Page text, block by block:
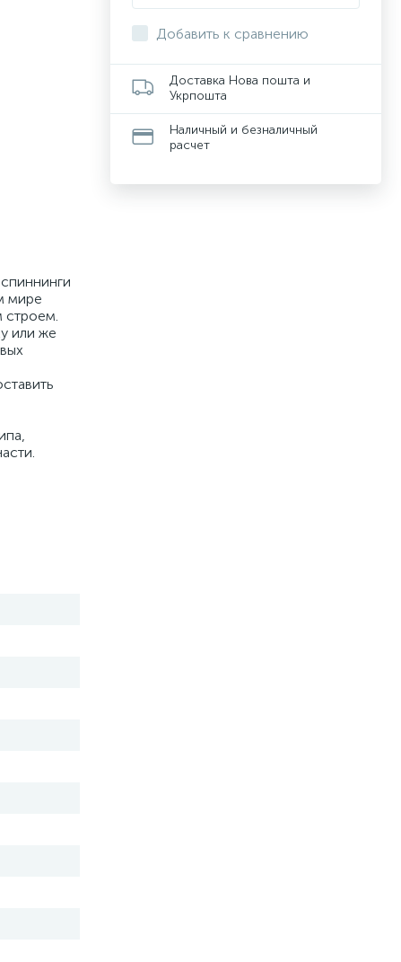
мире
строем.
или же
Добавить к сравнению
Доставка Нова пошта и
Укрпошта
Наличный и безналичный
расчет